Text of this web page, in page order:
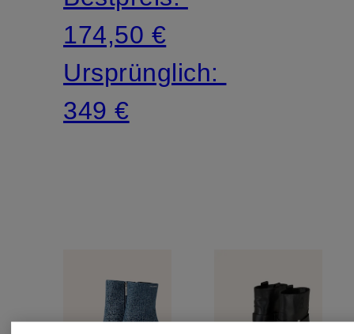
174,50 €
Ursprünglich:
349 €